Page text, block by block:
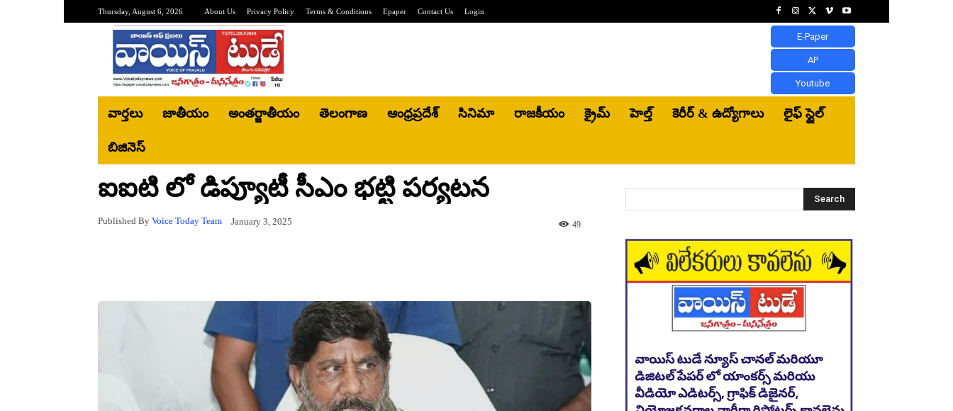
Thursday, August 6, 2026 About Us Privacy Policy Terms & Conditions Epaper Contact Us Login
E-Paper
AP
Youtube
వార్తలు జాతీయం అంతర్జాతీయం తెలంగాణ ఆంధ్రప్రదేశ్ సినిమా రాజకీయం క్రైమ్ హెల్త్‌ కెరీర్ & ఉద్యోగాలు లైఫ్ స్టైల్
బిజినెస్‌
ఐఐటి లో డిప్యూటీ సీఎం భట్టి పర్యటన
Published By Voice Today Team January 3, 2025 49
Search